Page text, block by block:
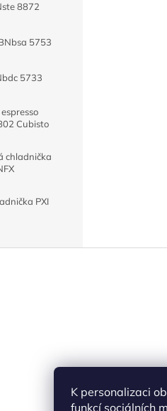
K personalizaci
funkcí sociálních
8872
5753
5733
Cubisto
chladnička
PXI